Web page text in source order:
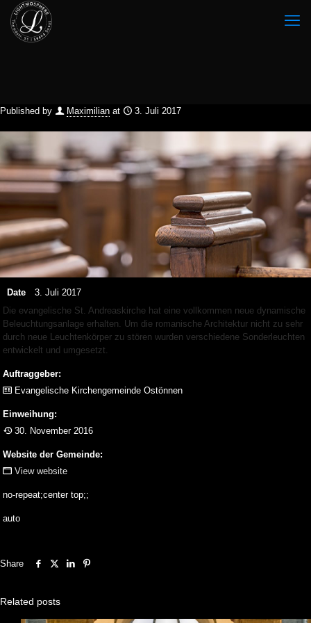
Published by Maximilian at 3. Juli 2017
Date
3. Juli 2017
Die evangelische St. Andreaskirche hat eine vollkommen neue dynamische
Beleuchtungsanlage erhalten. Um die romanische Architektur nicht zu sehr
durch neue Leuchtenkörper zu stören wurden verschiedene Sonderleuchten
entwickelt und umgesetzt.
Auftraggeber:
Evangelische Kirchengemeinde Ostönnen
Einweihung:
30. November 2016
Website der Gemeinde:
View website
no-repeat;center top;;
auto
Share
Related posts